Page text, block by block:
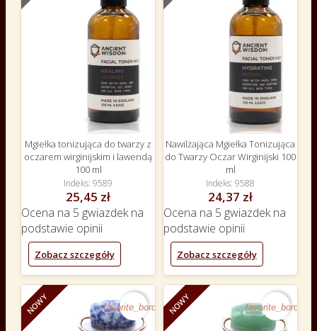
Mgiełka tonizująca do twarzy z
oczarem wirginijskim i lawendą
100 ml
Indeks 9589
25,45 zł
Ocena na 5 gwiazdek na
podstawie opinii
Zobacz szczegóły
Nawilżająca Mgiełka Tonizująca
do Twarzy Oczar Wirginijski 100
ml
Indeks 9588
24,37 zł
Ocena na 5 gwiazdek na
podstawie opinii
Zobacz szczegóły
NOWY favorite_borderNOWY favorite_border